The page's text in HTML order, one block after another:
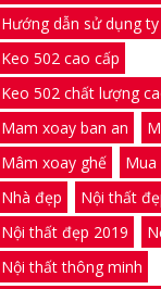
Hướng dẫn sử dụng
Keo 502 cao cấp
Keo 502 chất lượng
Mam xoay ban an
Mâm xoay ghế
Nhà đẹp
Nội thất
Nội thất đẹp 2019
Nội thất thông minh